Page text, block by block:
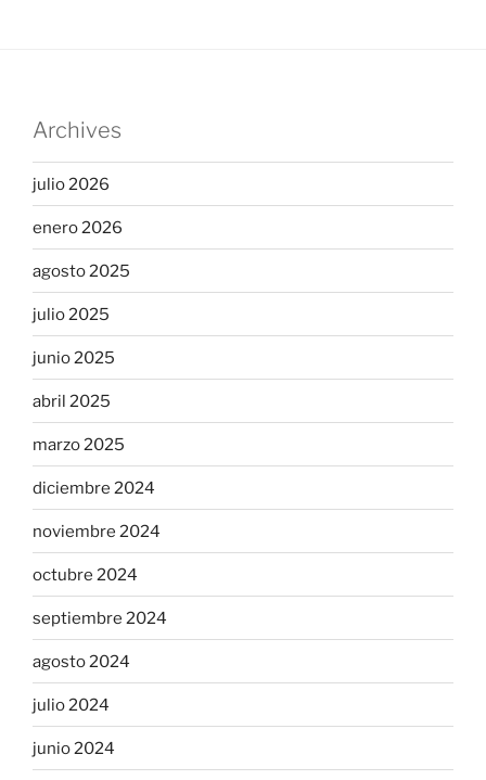
Archives
julio 2026
enero 2026
agosto 2025
julio 2025
junio 2025
abril 2025
marzo 2025
diciembre 2024
noviembre 2024
octubre 2024
septiembre 2024
agosto 2024
julio 2024
junio 2024